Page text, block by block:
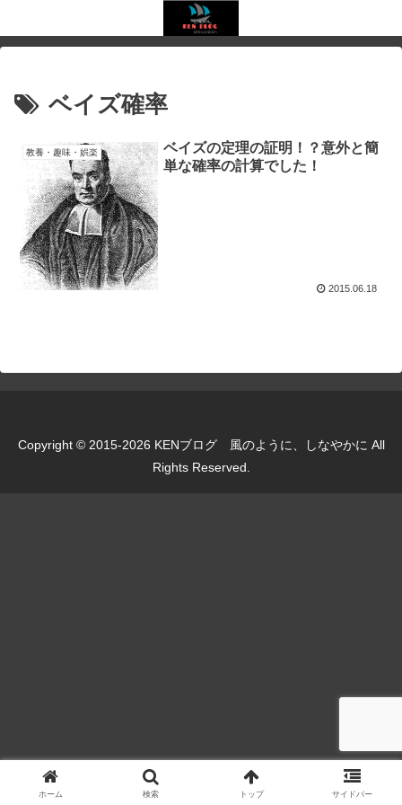
ベイズ確率
教養・趣味・娯楽
ベイズの定理の証明！？意外と簡
単な確率の計算でした！
2015.06.18
Copyright © 2015-2026 KENブログ 風のように、しなやかに All
Rights Reserved.
ホーム 検索 トップ サイドバー